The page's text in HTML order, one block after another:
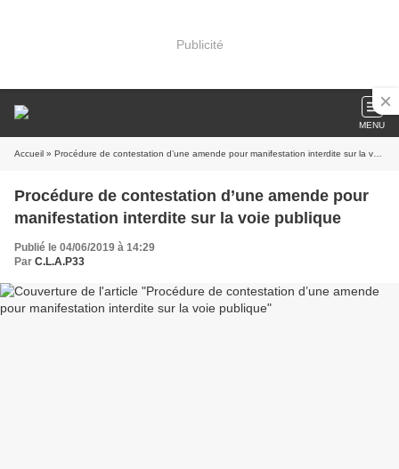
Publicité
MENU
Accueil » Procédure de contestation d’une amende pour manifestation interdite sur la voie publique
Procédure de contestation d’une amende pour
manifestation interdite sur la voie publique
Publié le 04/06/2019 à 14:29
Par C.L.A.P33